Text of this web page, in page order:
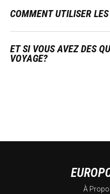
COMMENT UTILISER
ET SI VOUS AVEZ DES
VOYAGE?
À